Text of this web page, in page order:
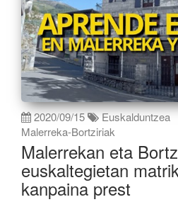
2020/09/15 Euskalduntzea
Malerreka-Bortziriak
Malerrekan eta
euskaltegietan
kanpaina prest